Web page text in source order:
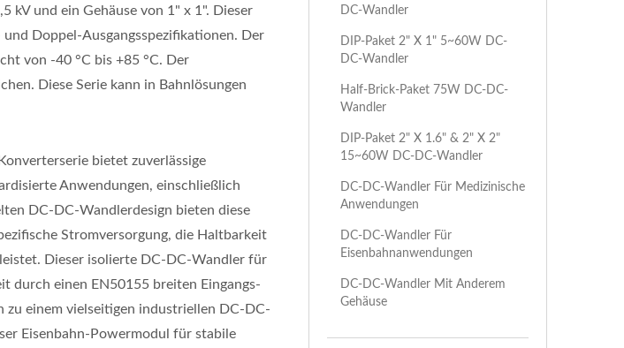
kV und ein Gehäuse von 1" x 1". Dieser
Doppel-Ausgangsspezifikationen. Der
von -40 °C bis +85 °C. Der
Diese Serie kann in Bahnlösungen
bietet zuverlässige
Anwendungen, einschließlich
DC-DC-Wandlerdesign bieten diese
Stromversorgung, die Haltbarkeit
Dieser isolierte DC-DC-Wandler für
durch einen EN50155 breiten Eingangs-
zu einem vielseitigen industriellen DC-DC-
Eisenbahn-Powermodul für stabile
DC-Wandler
DIP-Paket 2" X 1" 5~60W DC-
DC-Wandler
Half-Brick-Paket 75W DC-DC-
Wandler
DIP-Paket 2" X 1.6" & 2" X 2"
15~60W DC-DC-Wandler
DC-DC-Wandler Für Medizinische
Anwendungen
DC-DC-Wandler Für
Eisenbahnanwendungen
DC-DC-Wandler Mit Anderem
Gehäuse